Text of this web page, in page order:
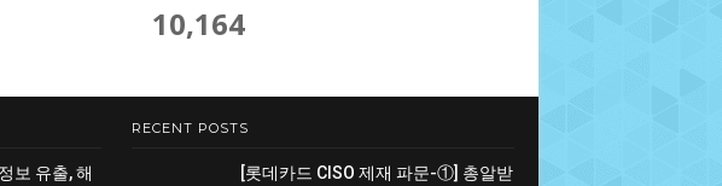
10,164
보 유출, 해
RECENT POSTS
[롯데카드 CISO 제재 파문-①] 총알받